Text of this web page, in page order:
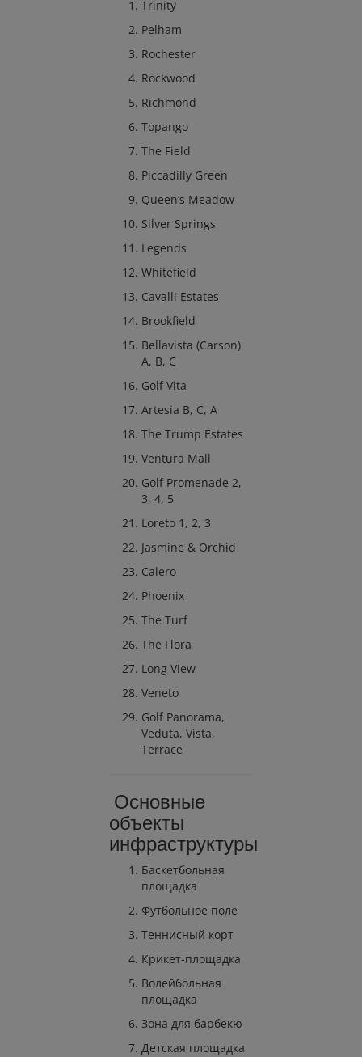
Trinity
Pelham
Rochester
Rockwood
Richmond
Topango
The Field
Piccadilly Green
Queen’s Meadow
Silver Springs
Legends
Whitefield
Cavalli Estates
Brookfield
Bellavista (Carson)
A, B, C
Golf Vita
Artesia B, C, A
The Trump Estates
Ventura Mall
Golf Promenade 2,
3, 4, 5
Loreto 1, 2, 3
Jasmine & Orchid
Calero
Phoenix
The Turf
The Flora
Long View
Veneto
Golf Panorama,
Veduta, Vista,
Terrace
Основные
объекты
инфраструктуры
Баскетбольная
площадка
Футбольное поле
Теннисный корт
Крикет-площадка
Волейбольная
площадка
Зона для барбекю
Детская площадка